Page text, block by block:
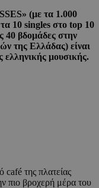
(με τα 1.000
10 singles στο top 10
40 βδομάδες στην
της Ελλάδας) είναι
ελληνικής μουσικής.
café της πλατείας
πιο βροχερή μέρα του